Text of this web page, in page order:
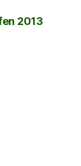
2013